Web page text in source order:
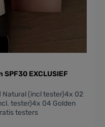
EXCLUSIEF
Natural (incl tester)4x 02
tester)4x 04 Golden
testers